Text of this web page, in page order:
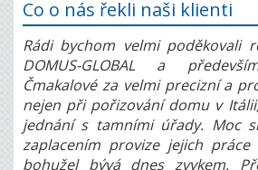
Co o nás řekli naši klienti
Rádi bychom velmi poděkovali
DOMUS-GLOBAL a
Čmakalové za velmi precizní a
nejen při pořizování domu v
jednání s tamními úřady. Moc
zaplacením provize jejich
bohužel bývá dnes zvykem.